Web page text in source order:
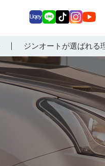
ジンオートが選ばれる
ey E
Tokagr
am
uT
e